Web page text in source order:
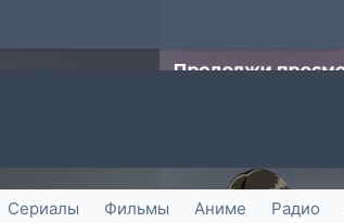
Сериалы Фильмы Аниме Радио